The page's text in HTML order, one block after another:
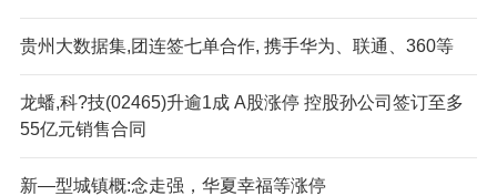
贵州大数据集,团连签七单合作, 携手华为、联通、360等
龙蟠,科?技(02465)升逾1成 A股涨停 控股孙公司签订至多
55亿元销售合同
新—型城镇概:念走强，华夏幸福等涨停